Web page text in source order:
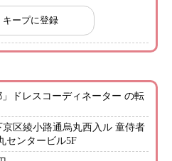
キープに登録
」ドレスコーディネーター の転
区綾小路通烏丸西入ル 童侍者
センタービル5F